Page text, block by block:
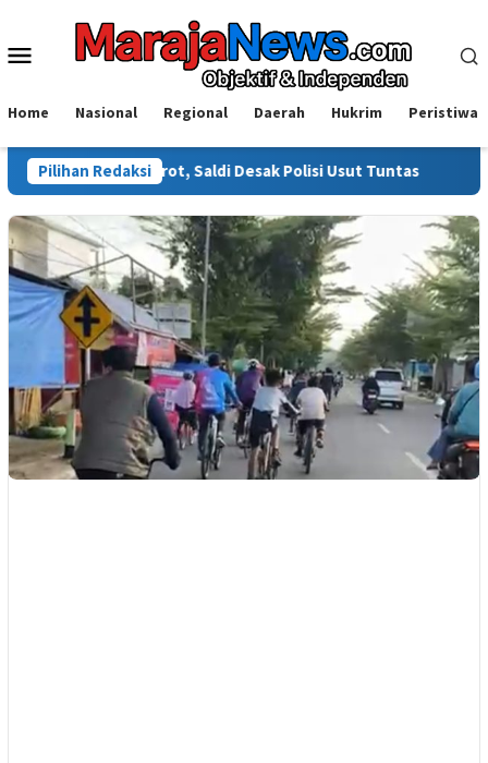
konten
Menu
Home Nasional Regional Daerah Hukrim Peristiwa
Pilihan Redaksi
Disorot, Saldi Desak Polisi Usut Tuntas Warga Sinjai